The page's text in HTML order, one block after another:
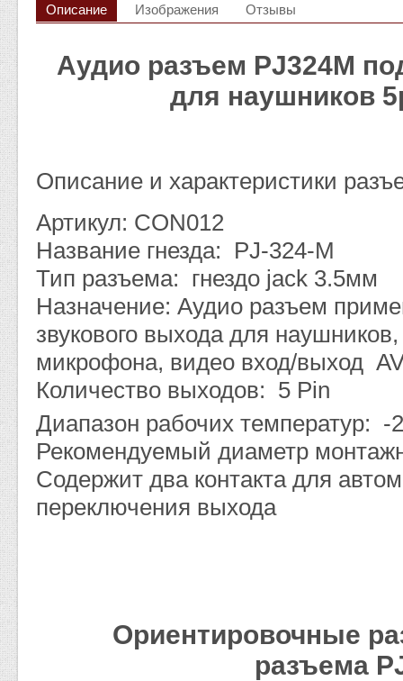
Описание Изображения Отзывы
Аудио разъем PJ324M
для наушников
Описание и характеристики
Артикул: CON012
Название гнезда: PJ-324-M
Тип разъема: гнездо jack 3.5мм
Назначение: Аудио разъем
звукового выхода для
микрофона, видео вход/выход
Количество выходов: 5 Pin
Диапазон рабочих температур: -
Рекомендуемый диаметр
Содержит два контакта для
переключения выхода
Ориентировочные
разъема